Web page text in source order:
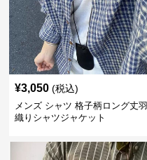
¥3,050 (税込)
メンズ シャツ 格子柄ロング丈羽
織りシャツジャケット